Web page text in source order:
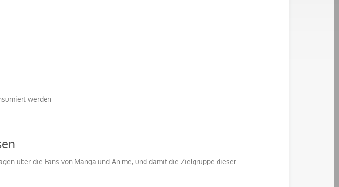
werden
über die Fans von Manga und Anime, und damit die Zielgruppe dieser